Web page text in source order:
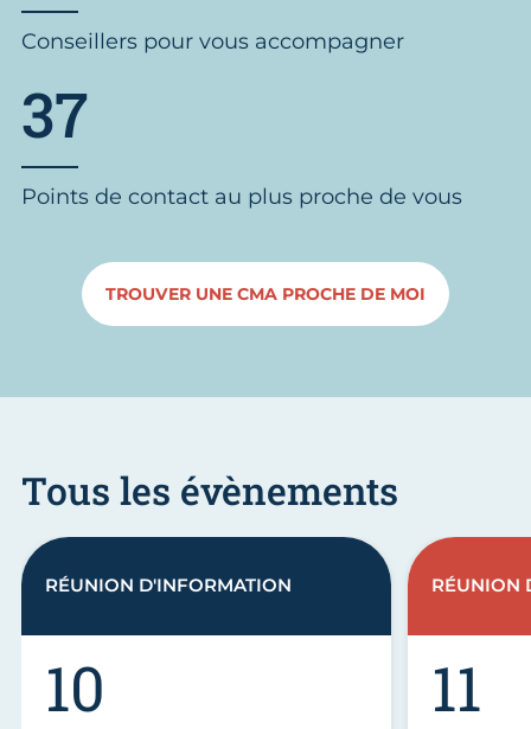
Conseillers pour vous accompagner
37
Points de contact au plus proche de vous
TROUVER UNE CMA PROCHE DE MOI
Tous les évènements
10
RÉUNION D'INFORMATION
11
RÉUNION